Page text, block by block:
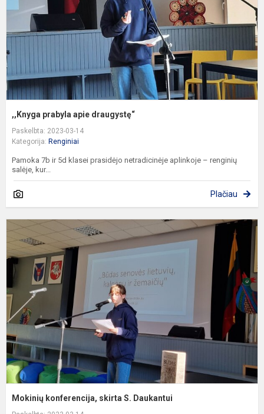
,,Knyga prabyla apie draugystę“
Paskelbta: 2023-03-14
Kategorija: Renginiai
Pamoka 7b ir 5d klasei prasidėjo netradicinėje aplinkoje – renginių
salėje, kur...
Plačiau
Mokinių konferencija, skirta S. Daukantui